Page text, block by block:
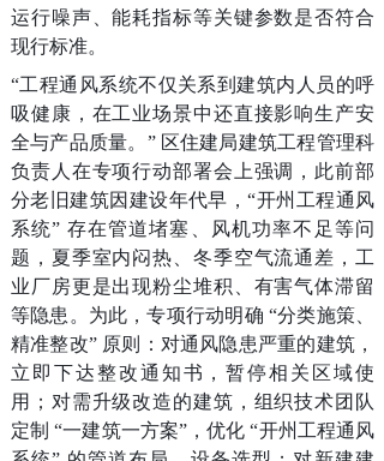
运行噪声、能耗指标等关键参数是否符合
现行标准。
“工程通风系统不仅关系到建筑内人员的呼
吸健康，在工业场景中还直接影响生产安
全与产品质量。” 区住建局建筑工程管理科
负责人在专项行动部署会上强调，此前部
分老旧建筑因建设年代早，“开州工程通风
系统” 存在管道堵塞、风机功率不足等问
题，夏季室内闷热、冬季空气流通差，工
业厂房更是出现粉尘堆积、有害气体滞留
等隐患。为此，专项行动明确 “分类施策、
精准整改” 原则：对通风隐患严重的建筑，
立即下达整改通知书，暂停相关区域使
用；对需升级改造的建筑，组织技术团队
定制 “一建筑一方案”，优化 “开州工程通风